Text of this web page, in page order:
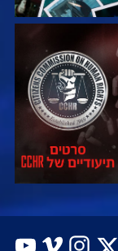
צפה
בדוק את הסדרה